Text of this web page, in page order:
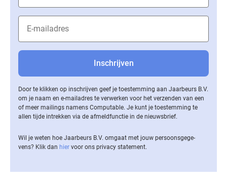
Door te klikken op inschrijven geef je toestemming aan Jaarbeurs B.V.
om je naam en e-mailadres te verwerken voor het verzenden van een
of meer mailings namens Computable. Je kunt je toestemming te
allen tijde intrekken via de af­meld­func­tie in de nieuwsbrief.
Wil je weten hoe Jaarbeurs B.V. omgaat met jouw per­soons­ge­ge­
vens? Klik dan hier voor ons privacy statement.